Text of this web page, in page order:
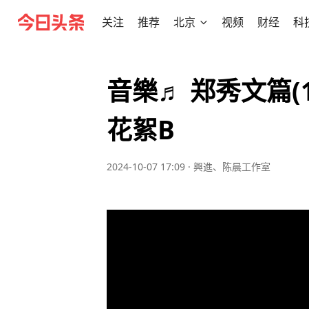
关注 推荐 北京 视频 财经 科
音樂♬ 郑秀文篇
花絮B
2024-10-07 17:09 · 興進、陈晨工作室